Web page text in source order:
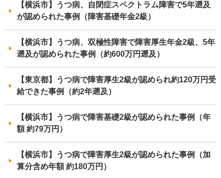
【横浜市】うつ病、自閉症スペクトラム障害で5年遡及
が認められた事例（障害基礎年金2級）
【横浜市】うつ病、双極性障害で障害厚生年金2級、5年
遡及が認められた事例（約600万円遡及）
【東京都】うつ病で障害厚生2級が認められ約120万円受
給できた事例（約2年遡及）
【横浜市】うつ病で障害基礎2級が認められた事例（年
額 約79万円）
【横浜市】うつ病で障害厚生2級が認められた事例（加
算分含め年額 約180万円）